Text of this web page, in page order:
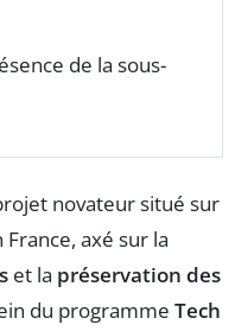
de la sous-
novateur situé sur
axé sur la
et la préservation des
du programme Tech